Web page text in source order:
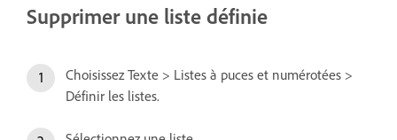
Supprimer une liste définie
Choisissez Texte > Listes à puces et numérotées >
Définir les listes.